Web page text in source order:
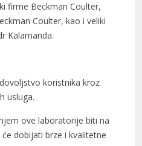
firme Beckman Coulter,
Coulter, kao i veliki
Kalamanda.
koristnika kroz
usluga.
ove laboratorije biti na
dobijati brze i kvalitetne